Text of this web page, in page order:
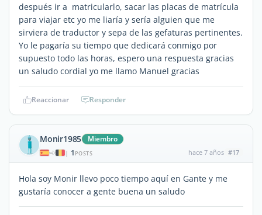
después ir a matricularlo, sacar las placas de matrícula
para viajar etc yo me liaría y sería alguien que me
sirviera de traductor y sepa de las gefaturas pertinentes.
Yo le pagaría su tiempo que dedicará conmigo por
supuesto todo las horas, espero una respuesta gracias
un saludo cordial yo me llamo Manuel gracias
Reaccionar Responder
Monir1985 Miembro
| 1 POSTS hace 7 años #17
Hola soy Monir llevo poco tiempo aquí en Gante y me
gustaría conocer a gente buena un saludo